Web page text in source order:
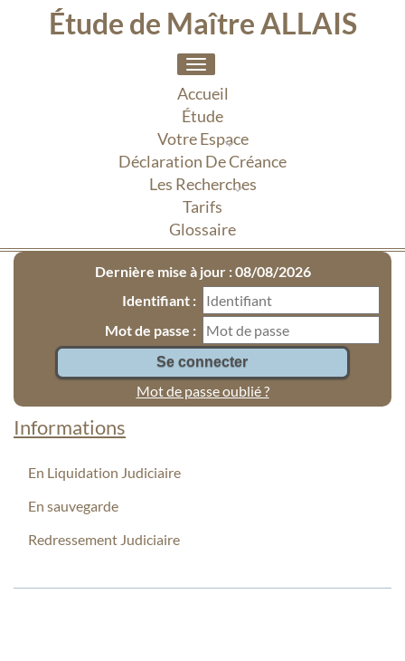
Étude de Maître ALLAIS
Toggle
navigation
Accueil
Étude
Votre Espace
Déclaration De Créance
Les Recherches
Tarifs
Glossaire
Dernière mise à jour : 08/08/2026
Identifiant :
Mot de passe :
Mot de passe oublié ?
Informations
En Liquidation Judiciaire
En sauvegarde
Redressement Judiciaire